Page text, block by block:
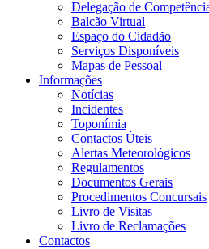
Delegação de
Balcão Virtual
Espaço do Cidadão
Serviços Disponíveis
Mapas de Pessoal
Informações
Notícias
Incidentes
Toponímia
Contactos Úteis
Alertas Meteorológicos
Regulamentos
Documentos Gerais
Procedimentos Concursais
Livro de Visitas
Livro de Reclamações
Contactos